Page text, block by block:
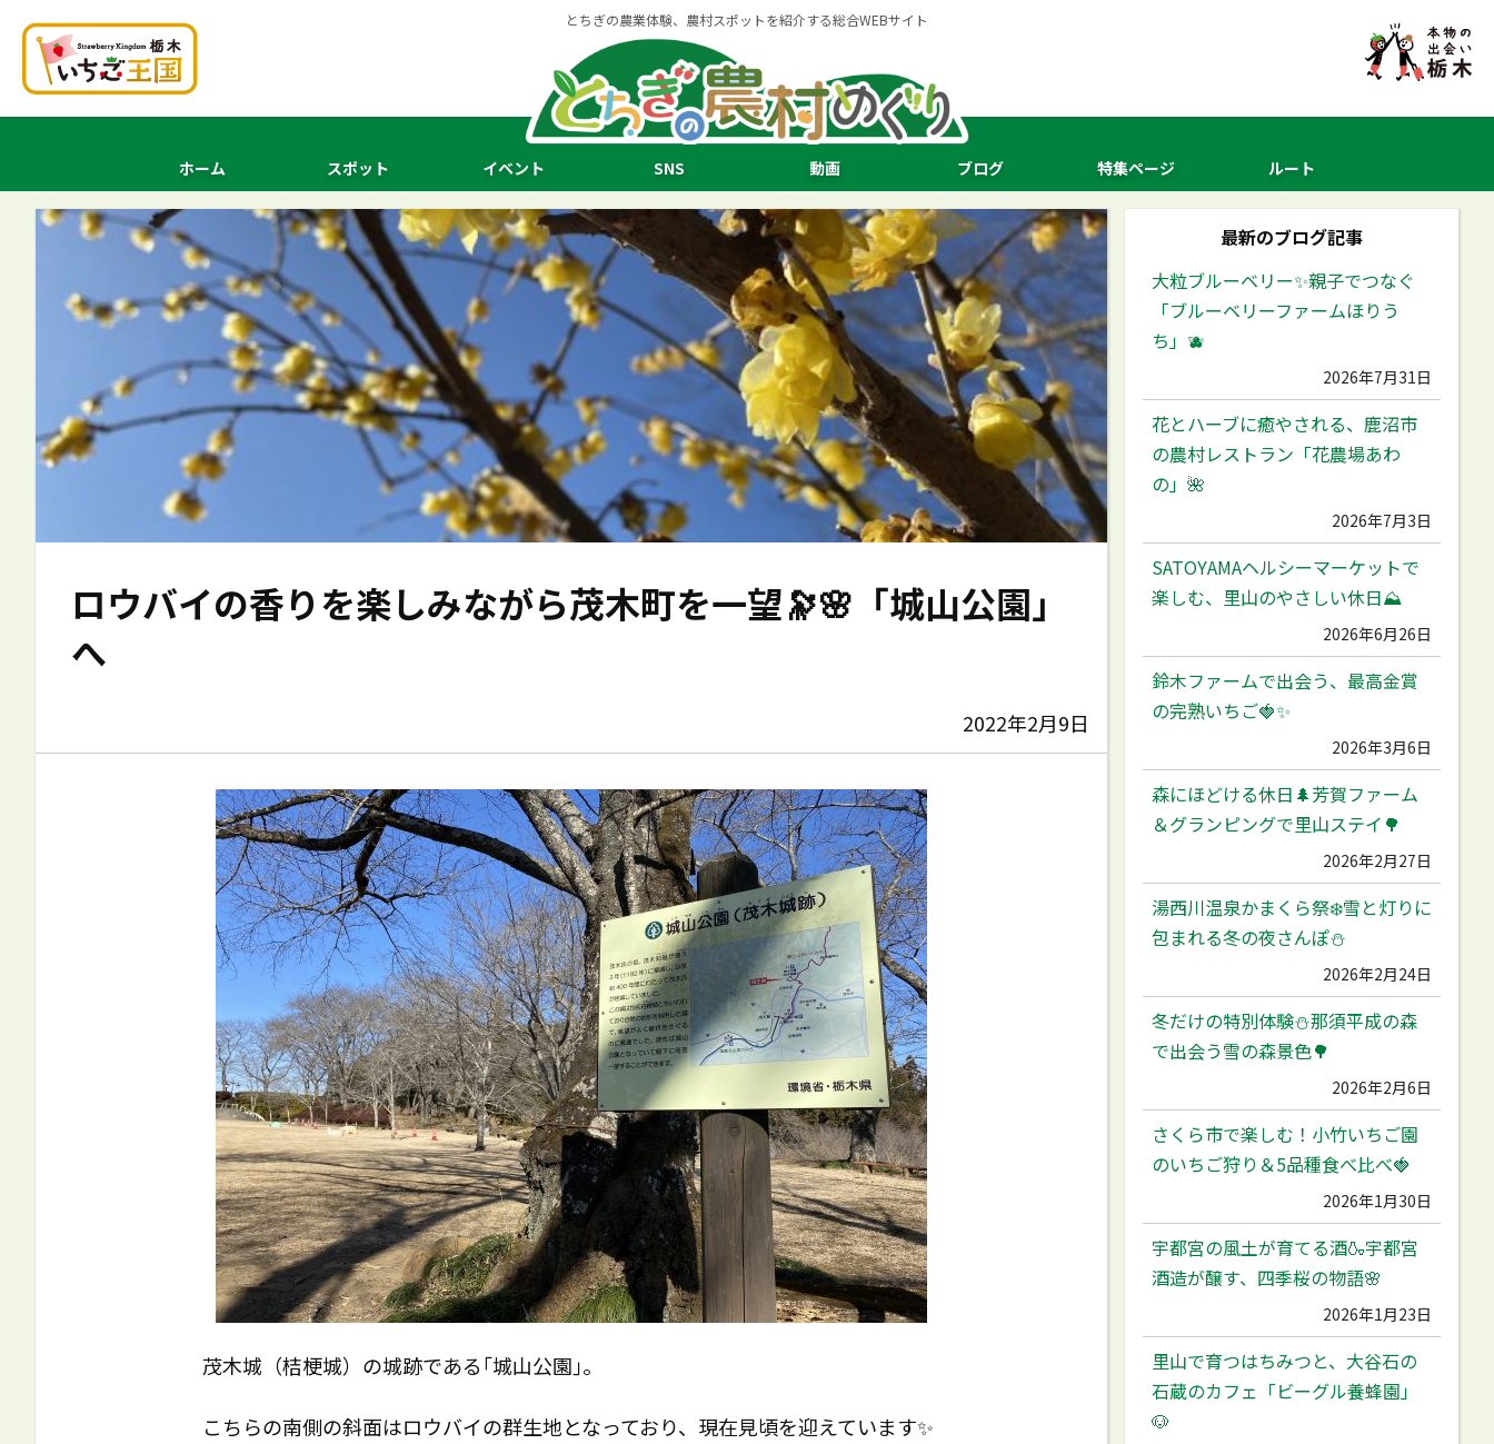
とちぎの農業体験、農村スポットを紹介する総合WEBサイト
ホーム スポット イベント SNS 動画 ブログ 特集ページ ルート
ロウバイの香りを楽しみながら茂木町を一望🔭🌸「城山公園」
へ
2022年2月9日
茂木城（桔梗城）の城跡である｢城山公園｣。
こちらの南側の斜面はロウバイの群生地となっており、現在見頃を迎えています✨
最新のブログ記事
大粒ブルーベリー✨️親子でつなぐ
「ブルーベリーファームほりう
ち」🫐
2026年7月31日
花とハーブに癒やされる、鹿沼市
の農村レストラン「花農場あわ
の」🌺
2026年7月3日
SATOYAMAヘルシーマーケットで
楽しむ、里山のやさしい休日⛰️
2026年6月26日
鈴木ファームで出会う、最高金賞
の完熟いちご🍓✨
2026年3月6日
森にほどける休日🌲芳賀ファーム
＆グランピングで里山ステイ🌳
2026年2月27日
湯西川温泉かまくら祭❄️雪と灯りに
包まれる冬の夜さんぽ⛄️
2026年2月24日
冬だけの特別体験⛄️那須平成の森
で出会う雪の森景色🌳
2026年2月6日
さくら市で楽しむ！小竹いちご園
のいちご狩り＆5品種食べ比べ🍓
2026年1月30日
宇都宮の風土が育てる酒🍶宇都宮
酒造が醸す、四季桜の物語🌸
2026年1月23日
里山で育つはちみつと、大谷石の
石蔵のカフェ「ビーグル養蜂園」
🐶